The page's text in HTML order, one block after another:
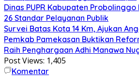
Dinas PUPR Kabupaten
26 Standar Pelayanan Publik
Survei Batas Kota 14 Km, Ajukan
Pemkab Pamekasan Buktikan
Raih Penghargaan Adhi Manawa
Post Views: 1,405
Komentar